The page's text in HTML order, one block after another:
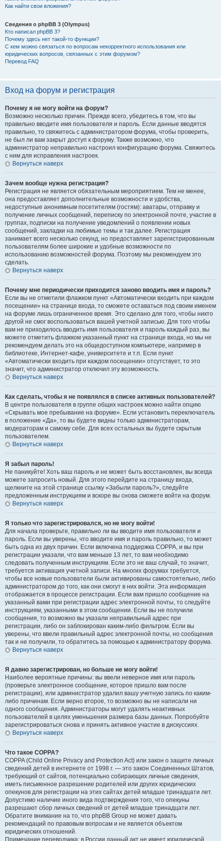
Как найти свои вложения?
Сведения о phpBB 3 (Olympus)
Кто написал phpBB 3?
Почему здесь нет такой-то функции?
С кем можно связаться по вопросам некорректного использования или
юридических вопросов, связанных с этим форумом?
Перевод FAQ
Вход на форум и регистрация
Почему я не могу войти на форум?
Возможно несколько причин. Прежде всего, убедитесь в том, что вы
правильно вводите имя пользователя и пароль. Если данные вводятся
правильно, то свяжитесь с администратором форума, чтобы проверить,
не был ли вам закрыт доступ к форуму. Также возможно, что
администратор неправильно настроил конфигурацию форума. Свяжитесь
с ним для исправления настроек.
Вернуться наверх
Зачем вообще нужна регистрация?
Регистрация не является обязательным мероприятием. Тем не менее,
она предоставляет дополнительные возможности и удобства,
недоступные анонимным посетителям (гостям): аватары, отправку и
получение личных сообщений, переписку по электронной почте, участие в
группах, подписки на получение уведомлений о появлении новых
сообщений, закладки на любимые темы и так далее. Регистрация
занимает всего несколько секунд, но предоставляет зарегистрированным
пользователям более широкие и удобные возможности по
использованию возможностей форума. Поэтому мы рекомендуем это
сделать.
Вернуться наверх
Почему мне периодически приходится заново вводить имя и пароль?
Если вы не отметили флажком пункт «Автоматически входить при каждом
посещении» на странице входа, то сможете оставаться под своим именем
на форуме лишь ограниченное время. Это сделано для того, чтобы никто
другой не смог воспользоваться вашей учетной записью. Для того чтобы
вам не приходилось вводить имя пользователя и пароль каждый раз, вы
можете отметить флажком указанный пункт на странице входа, но мы не
рекомендуем делать это на общедоступном компьютере, например в
библиотеке, Интернет-кафе, университете и т.п. Если пункт
«Автоматически входить при каждом посещении» отсутствует, то это
значит, что администратор отключил эту возможность.
Вернуться наверх
Как сделать, чтобы я не появлялся в списке активных пользователей?
В центре пользователя в группе общих настроек можно найти опцию
«Скрывать мое пребывание на форуме». Если установить переключатель
в положение «Да», то вы будете видны только администраторам,
модераторам и самому себе. Для всех остальных вы будете скрытым
пользователем.
Вернуться наверх
Я забыл пароль!
Не паникуйте! Хоть ваш пароль и не может быть восстановлен, вы всегда
можете запросить новый. Для этого перейдите на страницу входа,
щелкните на этой странице ссылку «Забыли пароль?», следуйте
предложенным инструкциям и вскоре вы снова сможете войти на форум.
Вернуться наверх
Я только что зарегистрировался, но не могу войти!
Для начала проверьте, правильно ли вы вводите имя пользователя и
пароль. Если вы уверены, что вводите имя и пароль правильно, то может
быть одна из двух причин. Если включена поддержка COPPA, и вы при
регистрации указали, что вам меньше 13 лет, то вам необходимо
следовать полученным инструкциям. Если это не ваш случай, то значит,
требуется активация учетной записи. На многих форумах требуется,
чтобы все новые пользователи были активированы самостоятельно, либо
администратором до того, как они смогут в них войти. Эта информация
отображается в процессе регистрации. Если вам пришло сообщение на
указанный вами при регистрации адрес электронной почты, то следуйте
инструкциям, указанными в этом сообщении. Если вы не получили
сообщения, то возможно вы указали неправильный адрес при
регистрации, либо он заблокирован каким-либо фильтром. Если вы
уверены, что ввели правильный адрес электронной почты, но сообщения
так и не получили, то обратитесь за помощью к администратору форума.
Вернуться наверх
Я давно зарегистрирован, но больше не могу войти!
Наиболее вероятные причины: вы ввели неверное имя или пароль
(проверьте электронное сообщение, которое пришло вам после
регистрации), или администратор удалил вашу учетную запись по каким-
либо причинам. Если верно второе, то возможно вы не написали ни
одного сообщения. Администраторы могут удалять неактивных
пользователей в целях уменьшения размера базы данных. Попробуйте
зарегистрироваться снова и принять активное участие в дискуссиях.
Вернуться наверх
Что такое COPPA?
COPPA (Child Online Privacy and Protection Act) или закон о защите личных
сведений детей в интернете от 1998 г. — это закон Соединенных Штатов,
требующий от сайтов, потенциально собирающих личные сведения,
иметь письменное разрешение родителей или других юридических
опекунов для регистрации на этих сайтах детей младше тринадцати лет.
Допустимо наличие иного вида подтверждения того, что опекуны
разрешают сбор личных сведений от детей младше тринадцати лет.
Обратите внимание на то, что phpBB Group не может давать
рекомендаций по правовым вопросам и не является объектом
юридических отношений.
Примечание переводчика: в России данный акт не имеет юридической